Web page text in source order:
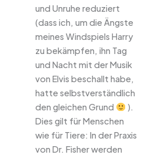
und Unruhe reduziert
(dass ich, um die Ängste
meines Windspiels Harry
zu bekämpfen, ihn Tag
und Nacht mit der Musik
von Elvis beschallt habe,
hatte selbstverständlich
den gleichen Grund
).
Dies gilt für Menschen
wie für Tiere: In der Praxis
von Dr. Fisher werden